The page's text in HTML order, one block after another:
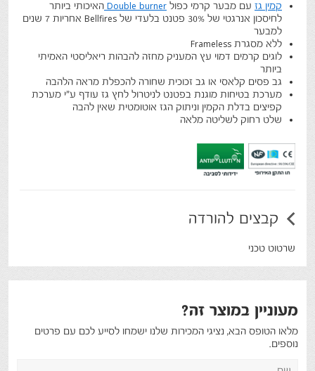
קמין גז עם מבער קרמי כפול Double burner האיכותי ביותר
לחיסכון אנרגטי של 30% פטנט בלעדי של Bellfires אחריות 7 שנים
למבער
ללא מסגרת Frameless
לוגים קרמים דמוי עץ המעניק מחזה להבהות ריאליסטי האמיתי
ביותר
גב פסים קלאסי או גב זכוכית שחורה להכפלת מראה הלהבה
מערכת בטיחות מוגנת בפטנט לניטרול לחץ גז עודף ע"י מערכת
קפיצים בדלת הקמין וניתוק הגז אוטומטית שאין להבה
שלט רחוק לשליטה מלאה
קבצים להורדה
שרטוט טכני
מעוניין במוצר זה?
מלאו הטופס הבא, נציגי המכירות שלנו ישמחו לסייע לכם עם פרטים
נוספים.